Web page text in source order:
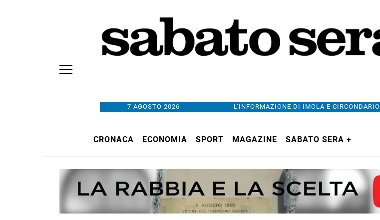
7 AGOSTO 2026 L’INFORMAZIONE DI IMOLA E CIRCONDARIO
CRONACA ECONOMIA SPORT MAGAZINE SABATO SERA +